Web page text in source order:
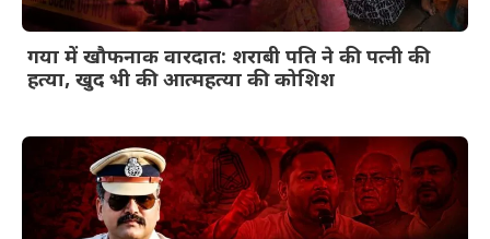
गया में खौफनाक वारदात: शराबी पति ने की पत्नी की
हत्या, खुद भी की आत्महत्या की कोशिश